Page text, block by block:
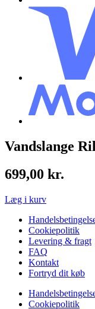
Vandslange
699,00 kr.
Læg i kurv
Cookiepolitik
Levering & fragt
FAQ
Kontakt
Fortryd dit køb
Cookiepolitik